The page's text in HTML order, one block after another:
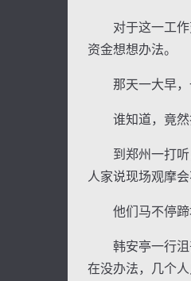
对于这一工作变
资金想想办法。
那天一大早，一
谁知道，竟然扑
到郑州一打听，
人家说现场观摩
他们马不停蹄地
韩安亭一行沮丧
在没办法，几个